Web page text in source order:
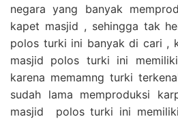
negara yang banyak
kapet masjid , sehingga tak
polos turki ini banyak di cari ,
masjid polos turki ini
karena memamng turki
sudah lama memproduksi
masjid polos turki ini